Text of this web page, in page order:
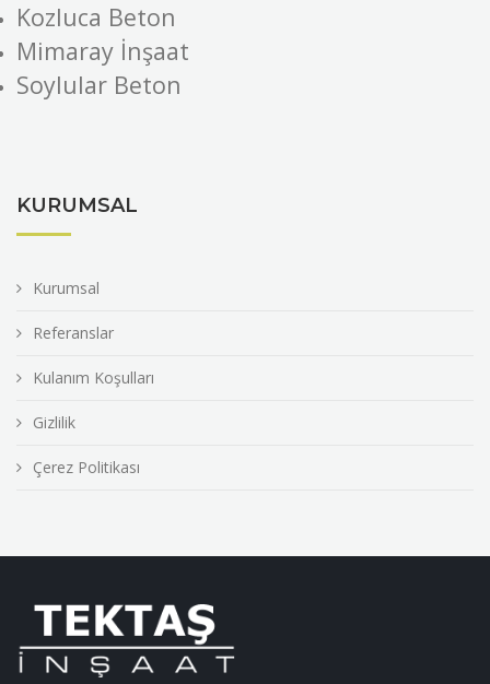
Kozluca Beton
Mimaray İnşaat
Soylular Beton
KURUMSAL
Kurumsal
Referanslar
Kulanım Koşulları
Gizlilik
Çerez Politikası